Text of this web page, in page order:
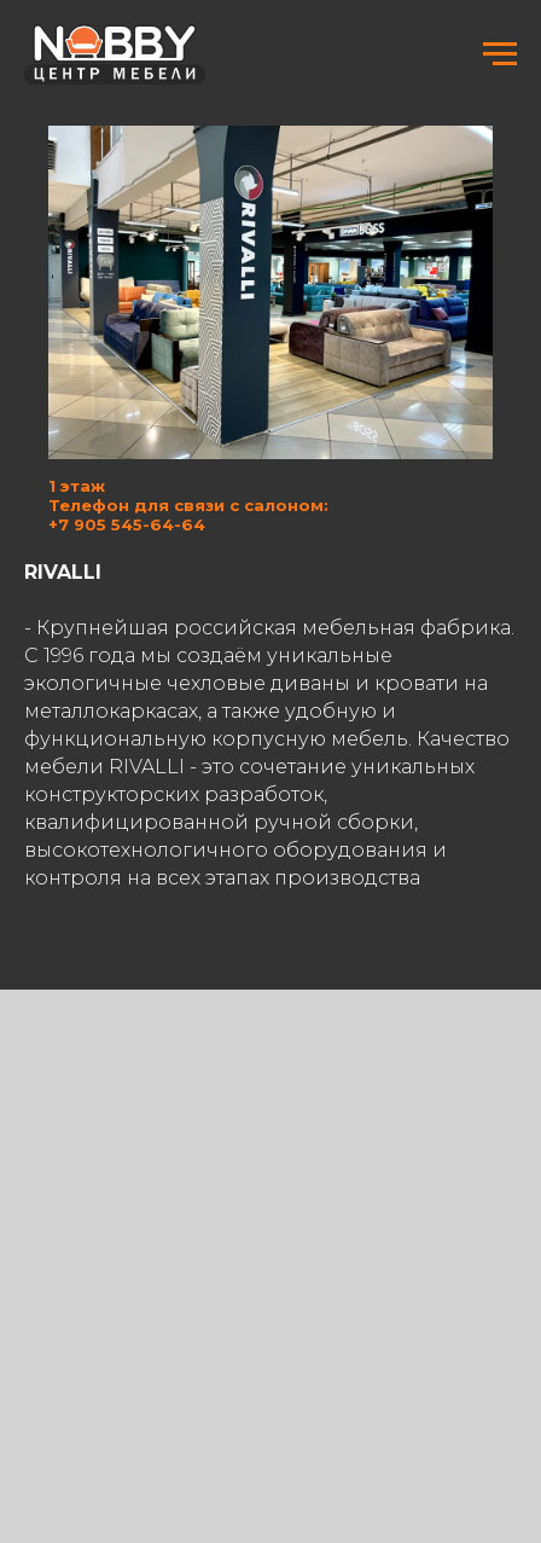
1 этаж
Телефон для связи с салоном:
+7 905 545-64-64
RIVALLI
- Крупнейшая российская мебельная фабрика.
С 1996 года мы создаём уникальные
экологичные чехловые диваны и кровати на
металлокаркасах, а также удобную и
функциональную корпусную мебель. Качество
мебели RIVALLI - это сочетание уникальных
конструкторских разработок,
квалифицированной ручной сборки,
высокотехнологичного оборудования и
контроля на всех этапах производства